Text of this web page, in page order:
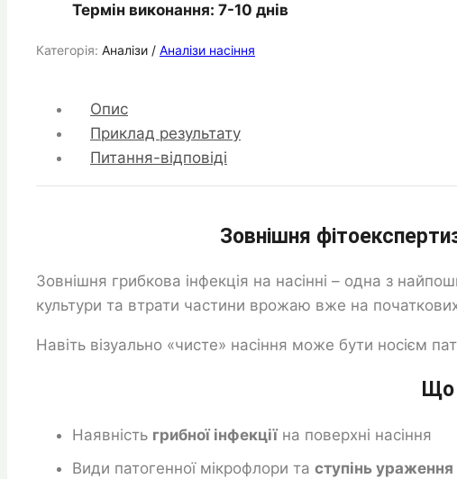
Термін виконання: 7-10 днів
Категорія: Аналізи / Аналізи насіння
Опис
Приклад результату
Питання-відповіді
Зовнішня
Зовнішня грибкова інфекція на насінні – одна з
культури та втрати частини врожаю вже на
Навіть візуально «чисте» насіння може бути носієм
Що
Наявність грибної інфекціїна поверхні насіння
Види патогенної мікрофлори та ступінь ураження